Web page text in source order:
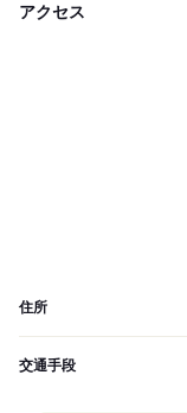
アクセス
住所
交通手段